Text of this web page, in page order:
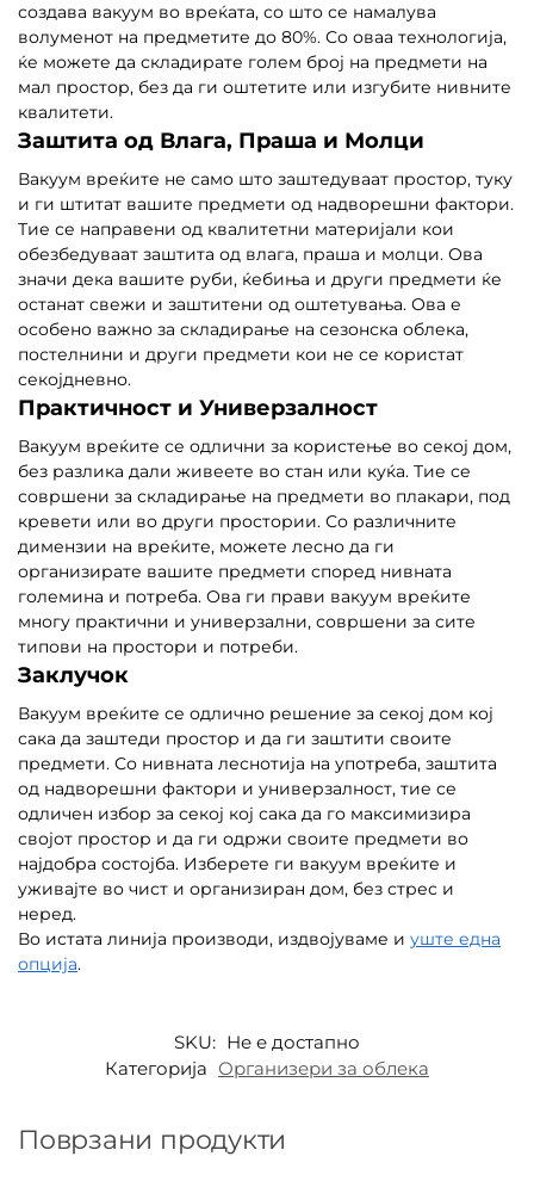
создава вакуум во вреќата, со што се намалува
волуменот на предметите до 80%. Со оваа технологија,
ќе можете да складирате голем број на предмети на
мал простор, без да ги оштетите или изгубите нивните
квалитети.
Заштита од Влага, Праша и Молци
Вакуум вреќите не само што заштедуваат простор, туку
и ги штитат вашите предмети од надворешни фактори.
Тие се направени од квалитетни материјали кои
обезбедуваат заштита од влага, праша и молци. Ова
значи дека вашите руби, ќебиња и други предмети ќе
останат свежи и заштитени од оштетувања. Ова е
особено важно за складирање на сезонска облека,
постелнини и други предмети кои не се користат
секојдневно.
Практичност и Универзалност
Вакуум вреќите се одлични за користење во секој дом,
без разлика дали живеете во стан или куќа. Тие се
совршени за складирање на предмети во плакари, под
кревети или во други простории. Со различните
димензии на вреќите, можете лесно да ги
организирате вашите предмети според нивната
големина и потреба. Ова ги прави вакуум вреќите
многу практични и универзални, совршени за сите
типови на простори и потреби.
Заклучок
Вакуум вреќите се одлично решение за секој дом кој
сака да заштеди простор и да ги заштити своите
предмети. Со нивната леснотија на употреба, заштита
од надворешни фактори и универзалност, тие се
одличен избор за секој кој сака да го максимизира
својот простор и да ги одржи своите предмети во
најдобра состојба. Изберете ги вакуум вреќите и
уживајте во чист и организиран дом, без стрес и
неред.
Во истата линија производи, издвојуваме и уште една
опција.
SKU: Не е достапно
Категорија Организери за облека
Поврзани продукти